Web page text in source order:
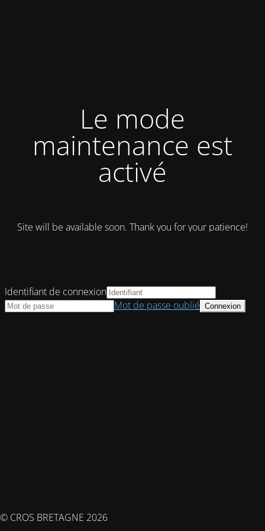
Le mode
maintenance est
activé
Site will be available soon. Thank you for your patience!
© CROS BRETAGNE 2026
Identifiant de connexion
Mot de passe oublié